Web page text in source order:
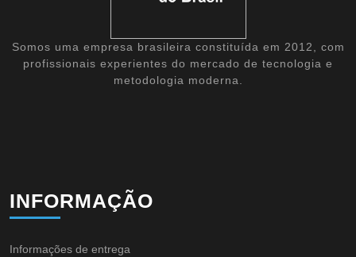
Somos uma empresa brasileira constituída em 2012, com
profissionais experientes do mercado de tecnologia e
metodologia moderna.
INFORMAÇÃO
Informações de entrega